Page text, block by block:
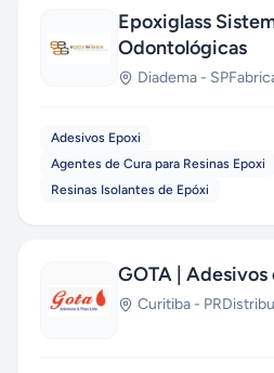
Epoxiglass
Odontológicas
Diadema - SP
Adesivos Epoxi
Agentes de Cura para Resinas Epoxi
Resinas Isolantes de Epóxi
GOTA | Adesivos
Curitiba - PR